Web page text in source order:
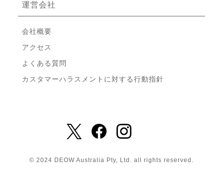
運営会社
会社概要
アクセス
よくある質問
カスタマーハラスメントに対する行動指針
© 2024 DEOW Australia Pty, Ltd. all rights reserved.